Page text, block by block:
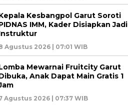
Kesbangpol Garut Soroti
IMM, Kader Disiapkan Jadi
Agustus 2026 | 07:01 WIB
Mewarnai Fruitcity Garut
Anak Dapat Main Gratis 1
Agustus 2026 | 07:37 WIB